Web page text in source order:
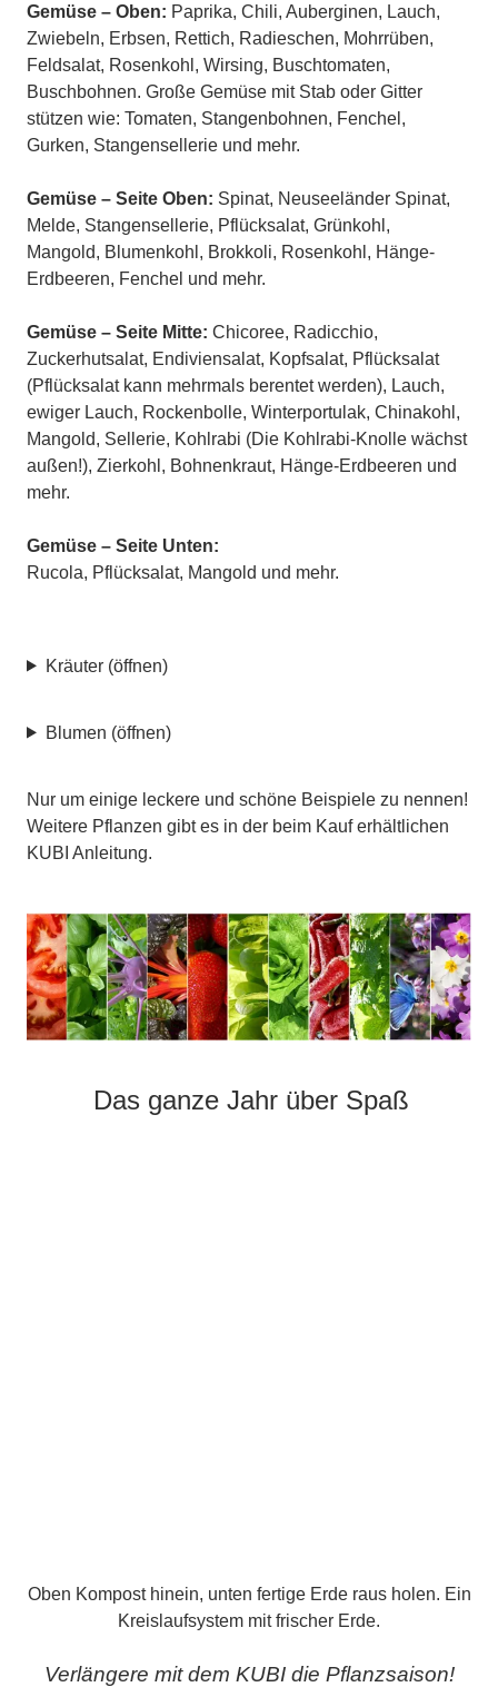
Gemüse – Oben: Paprika, Chili, Auberginen, Lauch,
Zwiebeln, Erbsen, Rettich, Radieschen, Mohrrüben,
Feldsalat, Rosenkohl, Wirsing, Buschtomaten,
Buschbohnen. Große Gemüse mit Stab oder Gitter
stützen wie: Tomaten, Stangenbohnen, Fenchel,
Gurken, Stangensellerie und mehr.
Gemüse – Seite Oben: Spinat, Neuseeländer Spinat,
Melde, Stangensellerie, Pflücksalat, Grünkohl,
Mangold, Blumenkohl, Brokkoli, Rosenkohl, Hänge-
Erdbeeren, Fenchel und mehr.
Gemüse – Seite Mitte: Chicoree, Radicchio,
Zuckerhutsalat, Endiviensalat, Kopfsalat, Pflücksalat
(Pflücksalat kann mehrmals berentet werden), Lauch,
ewiger Lauch, Rockenbolle, Winterportulak, Chinakohl,
Mangold, Sellerie, Kohlrabi (Die Kohlrabi-Knolle wächst
außen!), Zierkohl, Bohnenkraut, Hänge-Erdbeeren und
mehr.
Gemüse – Seite Unten:
Rucola, Pflücksalat, Mangold und mehr.
Kräuter (öffnen)
Blumen (öffnen)
Nur um einige leckere und schöne Beispiele zu nennen!
Weitere Pflanzen gibt es in der beim Kauf erhältlichen
KUBI Anleitung.
Das ganze Jahr über Spaß
Oben Kompost hinein, unten fertige Erde raus holen. Ein
Kreislaufsystem mit frischer Erde.
Verlängere mit dem KUBI die Pflanzsaison!